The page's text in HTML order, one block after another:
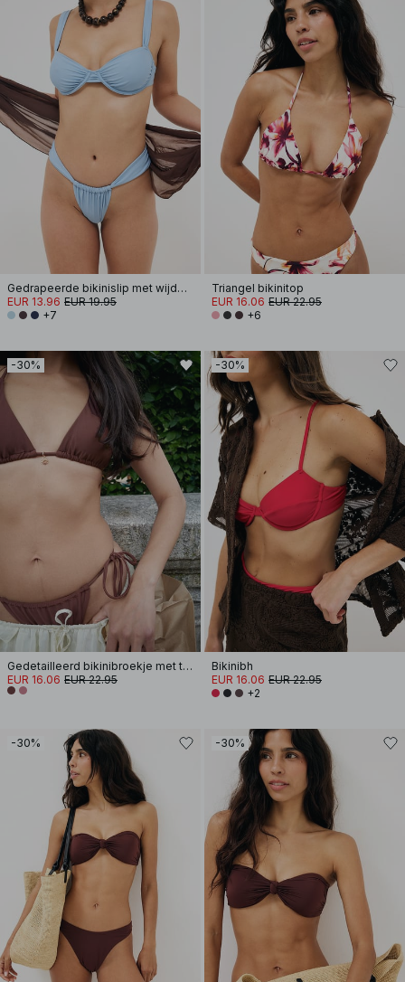
Gedrapeerde bikinislip met wijde band
EUR 13.96 EUR 19.95
+7
Triangel bikinitop
EUR 16.06 EUR 22.95
+6
-30%
Gedetailleerd bikinibroekje met trekkoord
EUR 16.06 EUR 22.95
-30%
Bikinibh
EUR 16.06 EUR 22.95
+2
-30% -30%